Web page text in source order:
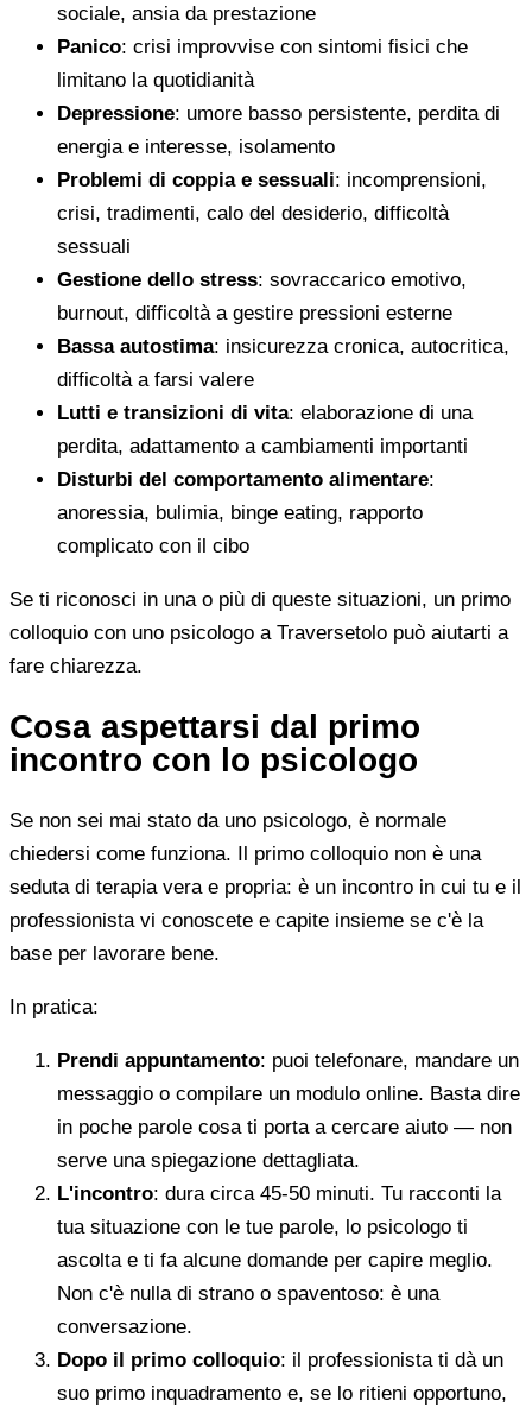
sociale, ansia da prestazione
Panico: crisi improvvise con sintomi fisici che
limitano la quotidianità
Depressione: umore basso persistente, perdita di
energia e interesse, isolamento
Problemi di coppia e sessuali: incomprensioni,
crisi, tradimenti, calo del desiderio, difficoltà
sessuali
Gestione dello stress: sovraccarico emotivo,
burnout, difficoltà a gestire pressioni esterne
Bassa autostima: insicurezza cronica, autocritica,
difficoltà a farsi valere
Lutti e transizioni di vita: elaborazione di una
perdita, adattamento a cambiamenti importanti
Disturbi del comportamento alimentare:
anoressia, bulimia, binge eating, rapporto
complicato con il cibo
Se ti riconosci in una o più di queste situazioni, un primo
colloquio con uno psicologo a Traversetolo può aiutarti a
fare chiarezza.
Cosa aspettarsi dal primo
incontro con lo psicologo
Se non sei mai stato da uno psicologo, è normale
chiedersi come funziona. Il primo colloquio non è una
seduta di terapia vera e propria: è un incontro in cui tu e il
professionista vi conoscete e capite insieme se c'è la
base per lavorare bene.
In pratica:
Prendi appuntamento: puoi telefonare, mandare un
messaggio o compilare un modulo online. Basta dire
in poche parole cosa ti porta a cercare aiuto — non
serve una spiegazione dettagliata.
L'incontro: dura circa 45-50 minuti. Tu racconti la
tua situazione con le tue parole, lo psicologo ti
ascolta e ti fa alcune domande per capire meglio.
Non c'è nulla di strano o spaventoso: è una
conversazione.
Dopo il primo colloquio: il professionista ti dà un
suo primo inquadramento e, se lo ritieni opportuno,